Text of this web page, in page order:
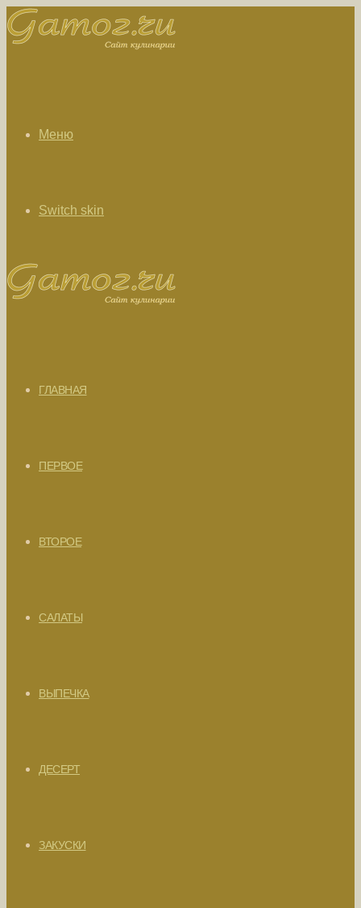
Меню
Switch skin
ГЛАВНАЯ
ПЕРВОЕ
ВТОРОЕ
САЛАТЫ
ВЫПЕЧКА
ДЕСЕРТ
ЗАКУСКИ